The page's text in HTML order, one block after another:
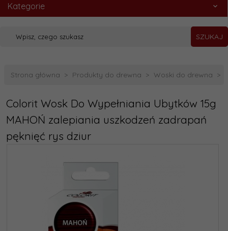
Kategorie
SZUKAJ
Strona główna Produkty do drewna Woski do drewna
Colorit Wosk Do Wypełniania Ubytków 15g
MAHOŃ zalepiania uszkodzeń zadrapań
pęknięć rys dziur